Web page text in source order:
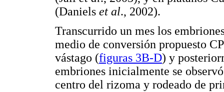
(Daniels et al., 2002).
Transcurrido un mes los
medio de conversión propuesto
vástago (figuras 3B-D) y
embriones inicialmente se
centro del rizoma y rodeado de